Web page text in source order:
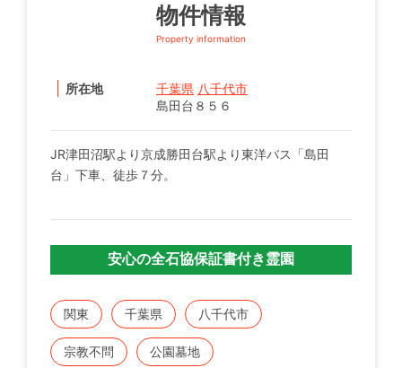
物件情報
Property information
所在地 千葉県 八千代市
島田台８５６
JR津田沼駅より京成勝田台駅より東洋バス「島田
台」下車、徒歩７分。
安心の全石協保証書付き霊園
関東 千葉県 八千代市
宗教不問 公園墓地